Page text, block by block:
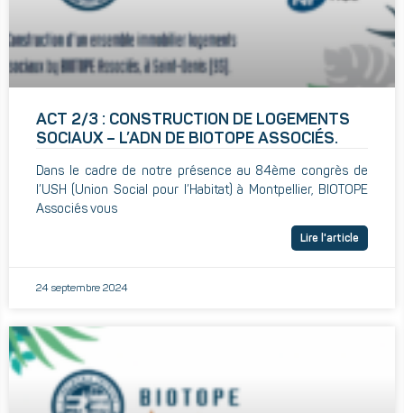
ACT 2/3 : CONSTRUCTION DE LOGEMENTS
SOCIAUX – L’ADN DE BIOTOPE ASSOCIÉS.
Dans le cadre de notre présence au 84ème congrès de
l’USH (Union Social pour l’Habitat) à Montpellier, BIOTOPE
Associés vous
Lire l'article
24 septembre 2024